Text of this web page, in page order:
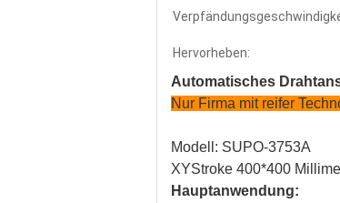
Hervorheben:
Automatisches
Nur Firma mit reifer
Modell: SUPO-3753A
XYStroke 400*400
Hauptanwendung: